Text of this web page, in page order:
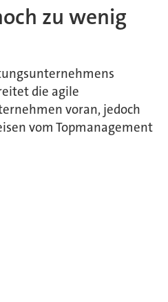
zu wenig
die agile
voran, jedoch
vom Topmanagement